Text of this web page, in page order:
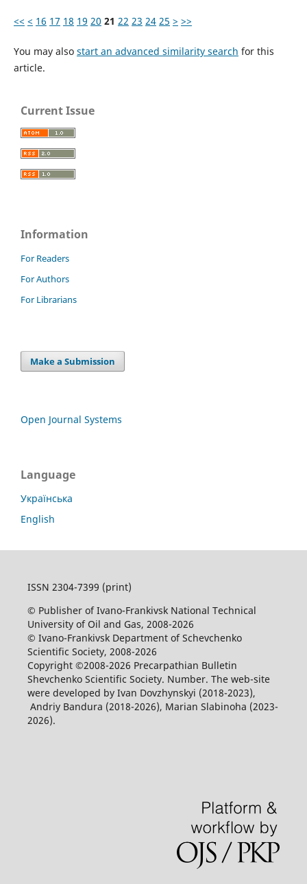
<< < 16 17 18 19 20 21 22 23 24 25 > >>
You may also start an advanced similarity search for this
article.
Current Issue
Information
For Readers
For Authors
For Librarians
Make a Submission
Open Journal Systems
Language
Українська
English
ISSN 2304-7399 (print)
© Publisher of Ivano-Frankivsk National Technical
University of Oil and Gas, 2008-2026
© Ivano-Frankivsk Department of Schevchenko
Scientific Society, 2008-2026
Copyright ©2008-2026 Precarpathian Bulletin
Shevchenko Scientific Society. Number. The web-site
were developed by Ivan Dovzhynskyi (2018-2023),
Andriy Bandura (2018-2026), Marian Slabinoha (2023-
2026).